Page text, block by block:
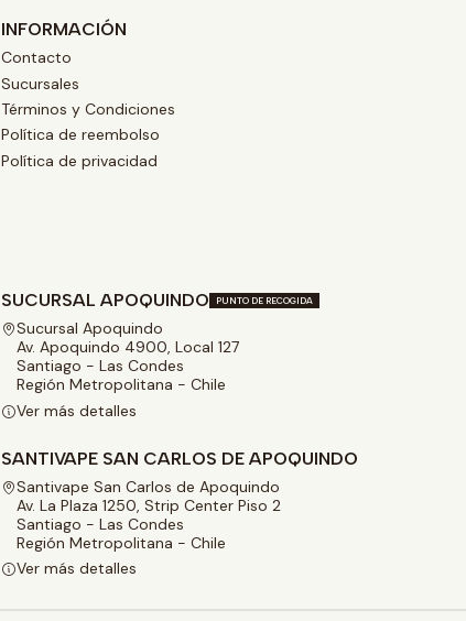
INFORMACIÓN
Contacto
Sucursales
Términos y Condiciones
Política de reembolso
Política de privacidad
SUCURSAL APOQUINDO PUNTO DE RECOGIDA
Sucursal Apoquindo
Av. Apoquindo 4900, Local 127
Santiago - Las Condes
Región Metropolitana - Chile
Ver más detalles
SANTIVAPE SAN CARLOS DE APOQUINDO
Santivape San Carlos de Apoquindo
Av. La Plaza 1250, Strip Center Piso 2
Santiago - Las Condes
Región Metropolitana - Chile
Ver más detalles